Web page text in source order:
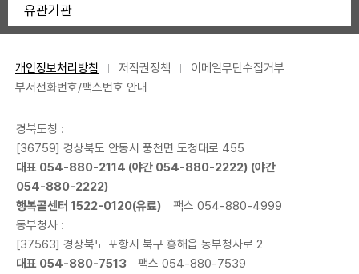
유관기관
개인정보처리방침 저작권정책
이메일무단수집거부
부서전화번호/팩스번호 안내
경북도청 :
[36759] 경상북도 안동시 풍천면 도청대로 455
대표 054-880-2114 (야간 054-880-2222) (야간
054-880-2222)
행복콜센터 1522-0120(유료)
팩스 054-880-4999
동부청사 :
[37563] 경상북도 포항시 북구 흥해읍 동부청사로 2
대표 054-880-7513 팩스 054-880-7539